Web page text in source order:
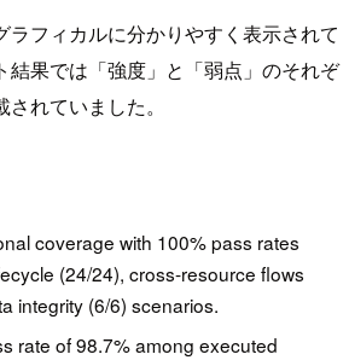
ラフィカルに分かりやすく表示されて
結果では「強度」と「弱点」のそれぞ
れていました。
coverage with 100% pass rates
(24/24), cross-resource flows
integrity (6/6) scenarios.
rate of 98.7% among executed